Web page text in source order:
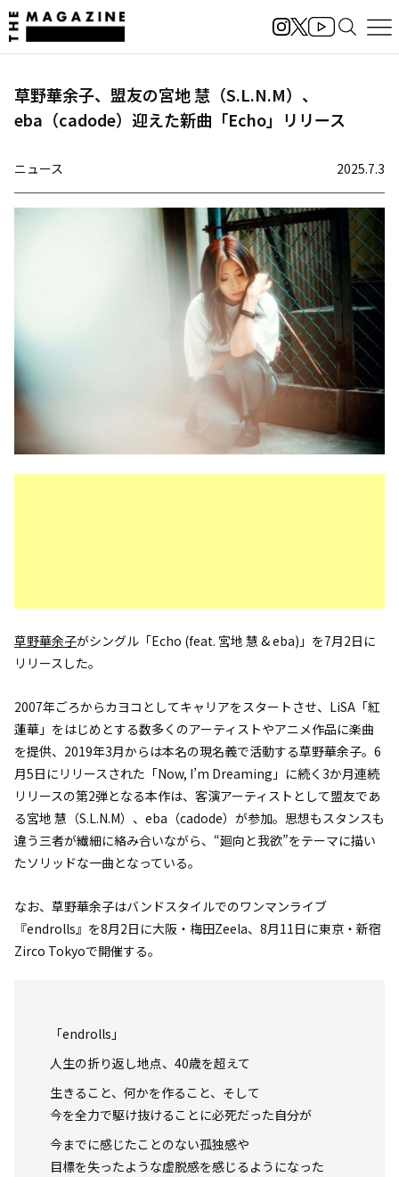
草野華余子、盟友の宮地 慧（S.L.N.M）、
eba（cadode）迎えた新曲「Echo」リリース
ニュース 2025.7.3
草野華余子がシングル「Echo (feat. 宮地 慧 & eba)」を7月2日に
リリースした。
2007年ごろからカヨコとしてキャリアをスタートさせ、LiSA「紅
蓮華」をはじめとする数多くのアーティストやアニメ作品に楽曲
を提供、2019年3月からは本名の現名義で活動する草野華余子。6
月5日にリリースされた「Now, I’m Dreaming」に続く3か月連続
リリースの第2弾となる本作は、客演アーティストとして盟友であ
る宮地 慧（S.L.N.M）、eba（cadode）が参加。思想もスタンスも
違う三者が繊細に絡み合いながら、“廻向と我欲”をテーマに描い
たソリッドな一曲となっている。
なお、草野華余子はバンドスタイルでのワンマンライブ
『endrolls』を8月2日に大阪・梅田Zeela、8月11日に東京・新宿
Zirco Tokyoで開催する。
「endrolls」
人生の折り返し地点、40歳を超えて
生きること、何かを作ること、そして
今を全力で駆け抜けることに必死だった自分が
今までに感じたことのない孤独感や
目標を失ったような虚脱感を感じるようになった